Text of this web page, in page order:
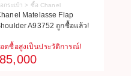
กระเป๋า > ซื้อ Chanel
Matelasse Flap
A93752 ถูกซื้อแล้ว!
ดซื้อสูงเป็นประวัติการณ์!
85,000